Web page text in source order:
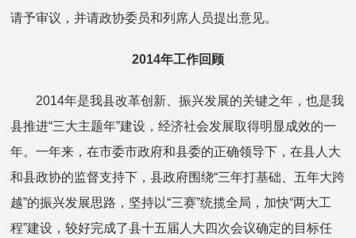
请予审议，并请政协委员和列席人员提出意见。
2014年工作回顾
2014年是我县改革创新、振兴发展的关键之年，也是我
县推进“三大主题年”建设，经济社会发展取得明显成效的一
年。一年来，在市委市政府和县委的正确领导下，在县人大
和县政协的监督支持下，县政府围绕“三年打基础、五年大跨
越”的振兴发展思路，坚持以“三赛”统揽全局，加快“两大工
程”建设，较好完成了县十五届人大四次会议确定的目标任